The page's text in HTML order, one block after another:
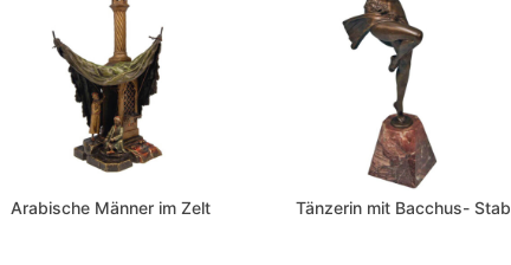
Arabische Männer im Zelt Tänzerin mit Bacchus- Stab